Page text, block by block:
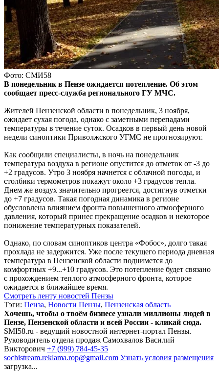
Фото: СМИ58
В понедельник в Пензе ожидается потепление. Об этом
сообщает пресс-служба регионального ГУ МЧС.
Жителей Пензенской области в понедельник, 3 ноября,
ожидает сухая погода, однако с заметными перепадами
температуры в течение суток. Осадков в первый день новой
недели синоптики Приволжского УГМС не прогнозируют.
Как сообщили специалисты, в ночь на понедельник
температура воздуха в регионе опустится до отметок от -3 до
+2 градусов. Утро 3 ноября начнется с облачной погоды, и
столбики термометров покажут около +3 градусов тепла.
Днем же воздух значительно прогреется, достигнув отметки
до +7 градусов. Такая погодная динамика в регионе
обусловлена влиянием фронта повышенного атмосферного
давления, который принес прекращение осадков и некоторое
понижение температурных показателей.
Однако, по словам синоптиков центра «Фобос», долго такая
прохлада не задержится. Уже после текущего периода дневная
температура в Пензенской области поднимется до
комфортных +9...+10 градусов. Это потепление будет связано
с прохождением теплого атмосферного фронта, которое
ожидается в ближайшее время.
Смотреть ленту новостей Пензы
Тэги: Пенза, Новости Пензы, Пензенская область
Хочешь, чтобы о твоём бизнесе узнали миллионы людей в
Пензе, Пензенской области и всей России - кликай сюда.
SMI58.ru - ведущий новостной интернет-портал Пензы.
Руководитель отдела продаж Самохвалов Василий
Викторович +7 (999) 784-45-35
sochistream.reklama.rop@gmail.com Узнать условия размещения
загрузка...